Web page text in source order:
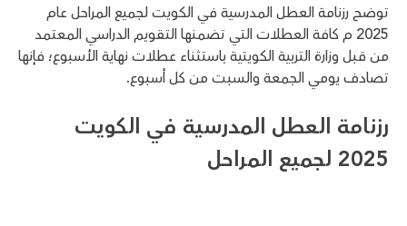
توضح رزنامة العطل المدرسية في الكويت لجميع المراحل عام
2025 م كافة العطلات التي تضمنها التقويم الدراسي المعتمد
من قبل وزارة التربية الكويتية باستثناء عطلات نهاية الأسبوع؛ فإنها
تصادف يومي الجمعة والسبت من كل أسبوع.
رزنامة العطل المدرسية في الكويت
2025 لجميع المراحل